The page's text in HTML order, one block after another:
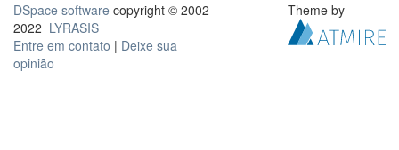
DSpace software copyright © 2002-
2022 LYRASIS
Entre em contato | Deixe sua
opinião
Theme by